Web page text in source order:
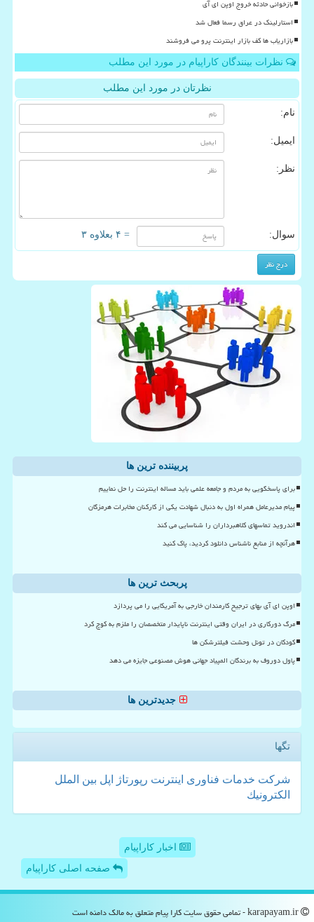
بازخوانی حادثه خروج اوپن ای آی
استارلینک در عراق رسما فعال شد
بازاریاب ها کف بازار اینترنت پرو می فروشند
نظرات بینندگان کاراپیام در مورد این مطلب
نظرتان در مورد این مطلب
نام:
ایمیل:
نظر:
سوال: = ۴ بعلاوه ۳
پربیننده ترین ها
برای پاسخگویی به مردم و جامعه علمی باید مساله اینترنت را حل نماییم
پیام مدیرعامل همراه اول به دنبال شهادت یکی از کارکنان مخابرات هرمزگان
اندروید تماسهای کلاهبرداران را شناسایی می کند
هرآنچه از منابع ناشناس دانلود کردید، پاک کنید
پربحث ترین ها
اوپن ای آی بهای ترجیح کارمندان خارجی به آمریکایی را می پردازد
مرگ دورکاری در ایران وقتی اینترنت ناپایدار متخصصان را ملزم به کوچ کرد
کودکان در تونل وحشت فیلترشکن ها
پاول دوروف به برندگان المپیاد جهانی هوش مصنوعی جایزه می دهد
جدیدترین ها
تگها
شركت خدمات فناوری اینترنت رپورتاژ اپل بین الملل
الكترونیك
اخبار کاراپیام
صفحه اصلی کاراپیام